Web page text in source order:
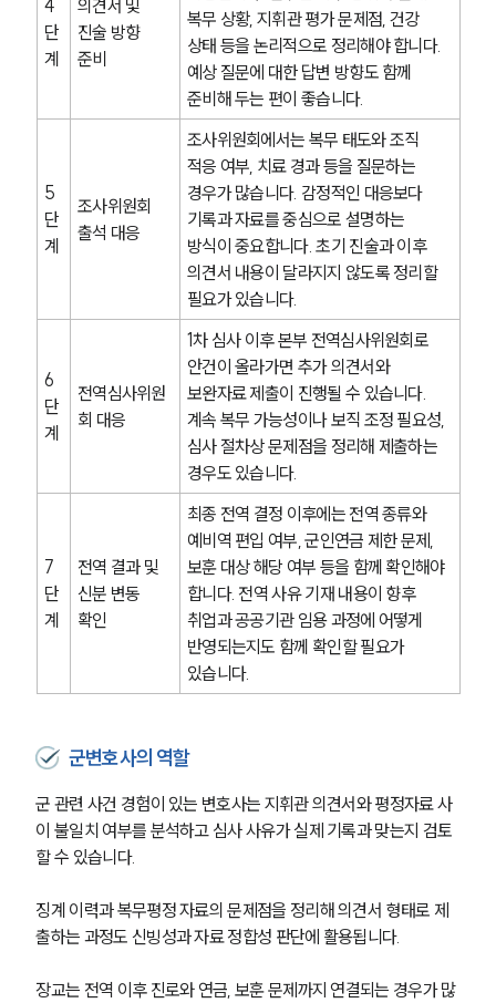
4
단
계
의견서 및
진술 방향
준비
복무 상황, 지휘관 평가 문제점, 건강
상태 등을 논리적으로 정리해야 합니다.
예상 질문에 대한 답변 방향도 함께
준비해 두는 편이 좋습니다.
5
단
계
조사위원회
출석 대응
조사위원회에서는 복무 태도와 조직
적응 여부, 치료 경과 등을 질문하는
경우가 많습니다. 감정적인 대응보다
기록과 자료를 중심으로 설명하는
방식이 중요합니다. 초기 진술과 이후
의견서 내용이 달라지지 않도록 정리할
필요가 있습니다.
6
단
계
전역심사위원
회 대응
1차 심사 이후 본부 전역심사위원회로
안건이 올라가면 추가 의견서와
보완자료 제출이 진행될 수 있습니다.
계속 복무 가능성이나 보직 조정 필요성,
심사 절차상 문제점을 정리해 제출하는
경우도 있습니다.
7
단
계
전역 결과 및
신분 변동
확인
최종 전역 결정 이후에는 전역 종류와
예비역 편입 여부, 군인연금 제한 문제,
보훈 대상 해당 여부 등을 함께 확인해야
합니다. 전역 사유 기재 내용이 향후
취업과 공공기관 임용 과정에 어떻게
반영되는지도 함께 확인할 필요가
있습니다.
군변호사의 역할
군 관련 사건 경험이 있는 변호사는 지휘관 의견서와 평정자료 사
이 불일치 여부를 분석하고 심사 사유가 실제 기록과 맞는지 검토
할 수 있습니다.
징계 이력과 복무평정 자료의 문제점을 정리해 의견서 형태로 제
출하는 과정도 신빙성과 자료 정합성 판단에 활용됩니다.
장교는 전역 이후 진로와 연금, 보훈 문제까지 연결되는 경우가 많